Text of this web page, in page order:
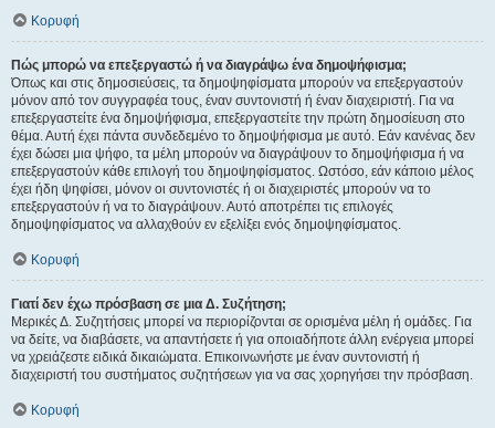
Κορυφή
Πώς μπορώ να επεξεργαστώ ή να διαγράψω ένα δημοψήφισμα;
Όπως και στις δημοσιεύσεις, τα δημοψηφίσματα μπορούν να επεξεργαστούν
μόνον από τον συγγραφέα τους, έναν συντονιστή ή έναν διαχειριστή. Για να
επεξεργαστείτε ένα δημοψήφισμα, επεξεργαστείτε την πρώτη δημοσίευση στο
θέμα. Αυτή έχει πάντα συνδεδεμένο το δημοψήφισμα με αυτό. Εάν κανένας δεν
έχει δώσει μια ψήφο, τα μέλη μπορούν να διαγράψουν το δημοψήφισμα ή να
επεξεργαστούν κάθε επιλογή του δημοψηφίσματος. Ωστόσο, εάν κάποιο μέλος
έχει ήδη ψηφίσει, μόνον οι συντονιστές ή οι διαχειριστές μπορούν να το
επεξεργαστούν ή να το διαγράψουν. Αυτό αποτρέπει τις επιλογές
δημοψηφίσματος να αλλαχθούν εν εξελίξει ενός δημοψηφίσματος.
Κορυφή
Γιατί δεν έχω πρόσβαση σε μια Δ. Συζήτηση;
Μερικές Δ. Συζητήσεις μπορεί να περιορίζονται σε ορισμένα μέλη ή ομάδες. Για
να δείτε, να διαβάσετε, να απαντήσετε ή για οποιαδήποτε άλλη ενέργεια μπορεί
να χρειάζεστε ειδικά δικαιώματα. Επικοινωνήστε με έναν συντονιστή ή
διαχειριστή του συστήματος συζητήσεων για να σας χορηγήσει την πρόσβαση.
Κορυφή